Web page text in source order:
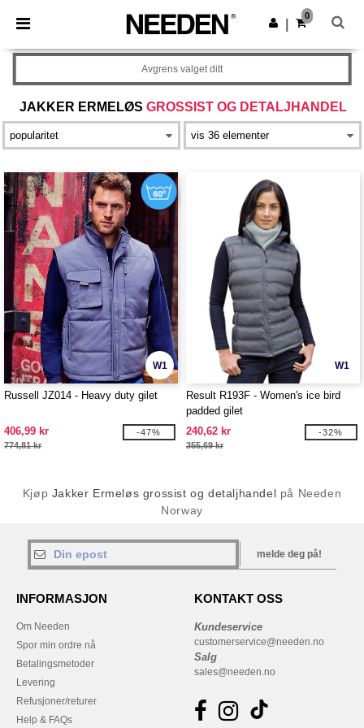
× Needen-app
Bedre priser i appen!
Last ned app
0
JAKKER ERMELØS GROSSIST OG DETALJHANDEL
Avgrens valget ditt
W1
Russell JZ014 - Heavy duty gilet
406,99 kr
774,81 kr
-47%
W1
Result R193F - Women's ice bird
padded gilet
240,62 kr
355,69 kr
-32%
Kjøp Jakker Ermeløs grossist og detaljhandel på Needen
Norway
melde deg på!
INFORMASJON
Om Needen
Spor min ordre nå
Betalingsmetoder
Levering
Refusjoner/returer
Help & FAQs
KONTAKT OSS
Kundeservice
customerservice@needen.no
Salg
sales@needen.no